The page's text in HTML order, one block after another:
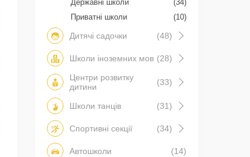
Державні школи
(34)
Приватні школи
(10)
Дитячі садочки (48)
Школи іноземних мов (28)
Центри розвитку
дитини
(33)
Школи танців (31)
Спортивні секції (34)
Автошколи (14)